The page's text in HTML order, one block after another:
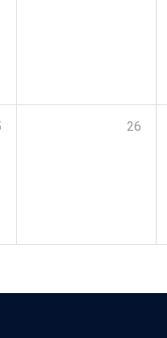
26